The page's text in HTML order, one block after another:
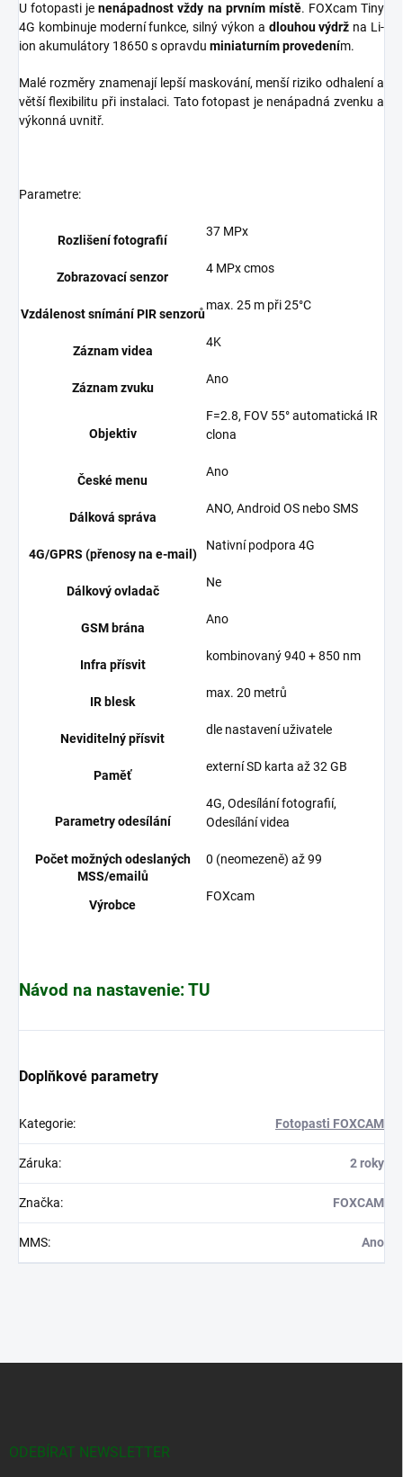
U fotopasti je nenápadnost vždy na prvním místě. FOXcam Tiny
4G kombinuje moderní funkce, silný výkon a dlouhou výdrž na Li-
ion akumulátory 18650 s opravdu miniaturním provedením.
Malé rozměry znamenají lepší maskování, menší riziko odhalení a
větší flexibilitu při instalaci. Tato fotopast je nenápadná zvenku a
výkonná uvnitř.
Parametre:
Rozlišení fotografií
37 MPx
Zobrazovací senzor
4 MPx cmos
Vzdálenost snímání PIR senzorů
max. 25 m při 25°C
Záznam videa
4K
Záznam zvuku
Ano
Objektiv
F=2.8, FOV 55° automatická IR
clona
České menu
Ano
Dálková správa
ANO, Android OS nebo SMS
4G/GPRS (přenosy na e-mail)
Nativní podpora 4G
Dálkový ovladač
Ne
GSM brána
Ano
Infra přísvit
kombinovaný 940 + 850 nm
IR blesk
max. 20 metrů
Neviditelný přísvit
dle nastavení uživatele
Paměť
externí SD karta až 32 GB
Parametry odesílání
4G, Odesílání fotografií,
Odesílání videa
Počet možných odeslaných
MSS/emailů
0 (neomezeně) až 99
Výrobce
FOXcam
Návod na nastavenie: TU
Doplňkové parametry
Kategorie: Fotopasti FOXCAM
Záruka: 2 roky
Značka: FOXCAM
MMS: Ano
ODEBÍRAT NEWSLETTER